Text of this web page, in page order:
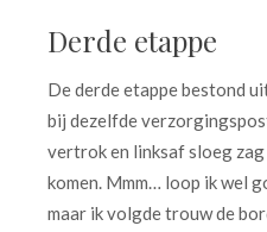
Derde etappe
De derde etappe bestond
bij dezelfde
vertrok en linksaf sloeg
komen. Mmm… loop ik wel
maar ik volgde trouw de